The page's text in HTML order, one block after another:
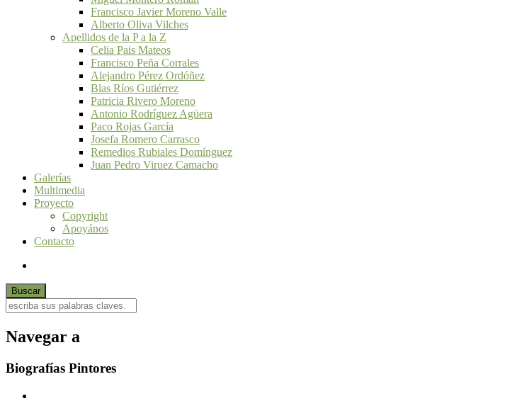
Francisco Javier Moreno Valle
Alberto Oliva Vilches
Apellidos de la P a la Z
Celia Pais Mateos
Francisco Peña Corrales
Alejandro Pérez Ordóñez
Blas Ríos Gutiérrez
Patricia Rivero Moreno
Antonio Rodríguez Agüera
Paco Rojas García
Josefa Romero Carrasco
Remedios Rubiales Domínguez
Juan Pedro Viruez Camacho
Galerías
Multimedia
Proyecto
Copyright
Apoyános
Contacto
Navegar a
Biografías Pintores